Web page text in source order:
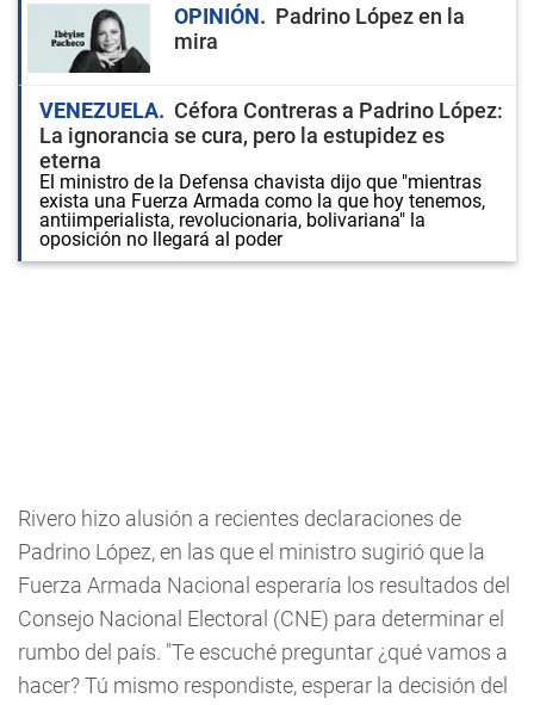
OPINIÓN
Padrino López en la
mira
VENEZUELA
Céfora Contreras a Padrino López:
La ignorancia se cura, pero la estupidez es
eterna
El ministro de la Defensa chavista dijo que "mientras
exista una Fuerza Armada como la que hoy tenemos,
antiimperialista, revolucionaria, bolivariana" la
oposición no llegará al poder
Rivero hizo alusión a recientes declaraciones de
Padrino López, en las que el ministro sugirió que la
Fuerza Armada Nacional esperaría los resultados del
Consejo Nacional Electoral (CNE) para determinar el
rumbo del país. "Te escuché preguntar ¿qué vamos a
hacer? Tú mismo respondiste, esperar la decisión del